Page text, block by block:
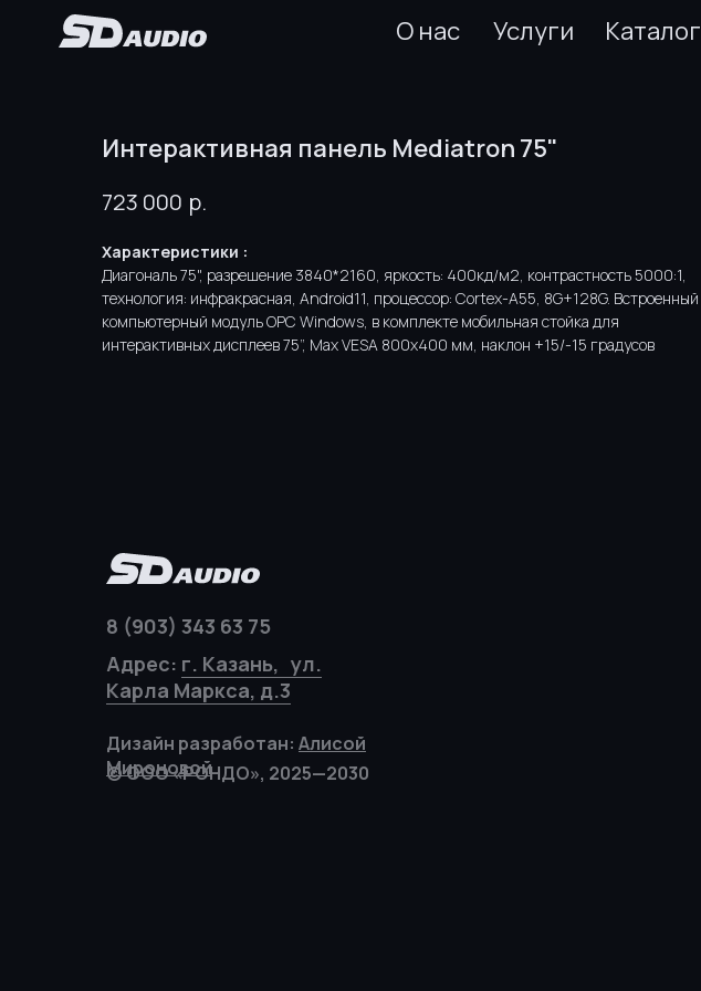
Каталог
Услуги
О нас
Интерактивная панель Mediatron 75"
723 000 р.
Характеристики :
Диагональ 75", разрешение 3840*2160, яркость: 400кд/м2, контрастность 5000:1,
технология: инфракрасная, Android11, процессор: Cortex-A55, 8G+128G. Встроенный
компьютерный модуль OPC Windows, в комплекте мобильная стойка для
интерактивных дисплеев 75”, Max VESA 800x400 мм, наклон +15/-15 градусов
8 (903) 343 63 75
Адрес: г. Казань, ул.
Карла Маркса, д.3
Дизайн разработан: Алисой
Мироновой
© ООО «РОНДО», 2025—2030